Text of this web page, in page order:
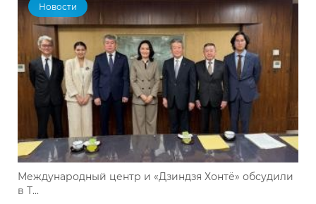
Новости
Международный центр и «Дзиндзя Хонтё» обсудили
в Т...